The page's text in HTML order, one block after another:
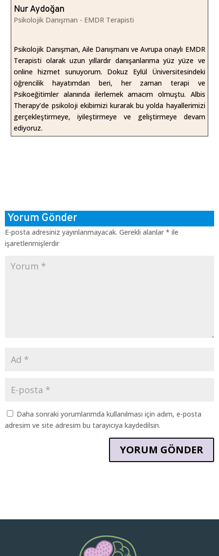
Nur Aydoğan
Psikolojik Danışman - EMDR Terapisti
Psikolojik Danışman, Aile Danışmanı ve Avrupa onaylı EMDR
Terapisti olarak uzun yıllardır danışanlarıma yüz yüze ve
online hizmet sunuyorum. Dokuz Eylül Üniversitesindeki
öğrencilik hayatımdan beri, her zaman terapi ve
Psikoeğitimler alanında ilerlemek amacım olmuştu. Albis
Therapy’de psikoloji ekibimizi kurarak bu yolda hayallerimizi
gerçekleştirmeye, iyileştirmeye ve geliştirmeye devam
ediyoruz.
Yorum Gönder
E-posta adresiniz yayınlanmayacak. Gerekli alanlar * ile
işaretlenmişlerdir
Daha sonraki yorumlarımda kullanılması için adım, e-posta
adresim ve site adresim bu tarayıcıya kaydedilsin.